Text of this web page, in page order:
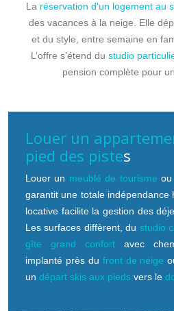
La réservation d'un logement au
des vacances à la neige. Elle
et du style, entre semaine en
L’offre s’étend du studio
pension complète pour
Louer un
pied des pistes
Louer un meublé de tourisme ou
garantit une totale indépendance
locative facilite la gestion des
Les surfaces diffèrent, du studio
gîte grand confort avec
implanté près du front de neige
un départ skis aux pieds vers le